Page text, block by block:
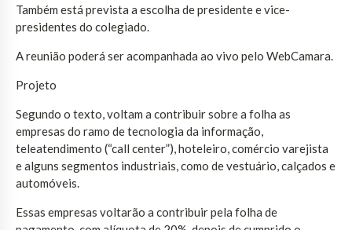
Também está prevista a escolha de presidente e vice-
presidentes do colegiado.
A reunião poderá ser acompanhada ao vivo pelo WebCamara.
Projeto
Segundo o texto, voltam a contribuir sobre a folha as
empresas do ramo de tecnologia da informação,
teleatendimento (“call center”), hoteleiro, comércio varejista
e alguns segmentos industriais, como de vestuário, calçados e
automóveis.
Essas empresas voltarão a contribuir pela folha de